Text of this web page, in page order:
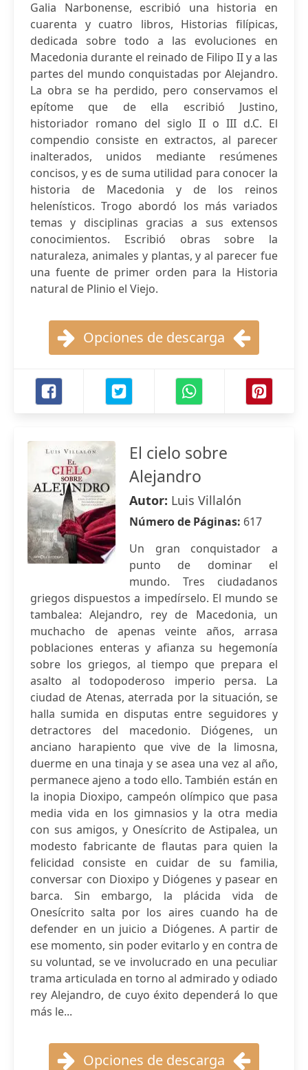
Galia Narbonense, escribió una historia en
cuarenta y cuatro libros, Historias filípicas,
dedicada sobre todo a las evoluciones en
Macedonia durante el reinado de Filipo II y a las
partes del mundo conquistadas por Alejandro.
La obra se ha perdido, pero conservamos el
epítome que de ella escribió Justino,
historiador romano del siglo II o III d.C. El
compendio consiste en extractos, al parecer
inalterados, unidos mediante resúmenes
concisos, y es de suma utilidad para conocer la
historia de Macedonia y de los reinos
helenísticos. Trogo abordó los más variados
temas y disciplinas gracias a sus extensos
conocimientos. Escribió obras sobre la
naturaleza, animales y plantas, y al parecer fue
una fuente de primer orden para la Historia
natural de Plinio el Viejo.
Opciones de descarga
El cielo sobre
Alejandro
Autor: Luis Villalón
Número de Páginas: 617
Un gran conquistador a
punto de dominar el
mundo. Tres ciudadanos
griegos dispuestos a impedírselo. El mundo se
tambalea: Alejandro, rey de Macedonia, un
muchacho de apenas veinte años, arrasa
poblaciones enteras y afianza su hegemonía
sobre los griegos, al tiempo que prepara el
asalto al todopoderoso imperio persa. La
ciudad de Atenas, aterrada por la situación, se
halla sumida en disputas entre seguidores y
detractores del macedonio. Diógenes, un
anciano harapiento que vive de la limosna,
duerme en una tinaja y se asea una vez al año,
permanece ajeno a todo ello. También están en
la inopia Dioxipo, campeón olímpico que pasa
media vida en los gimnasios y la otra media
con sus amigos, y Onesícrito de Astipalea, un
modesto fabricante de flautas para quien la
felicidad consiste en cuidar de su familia,
conversar con Dioxipo y Diógenes y pasear en
barca. Sin embargo, la plácida vida de
Onesícrito salta por los aires cuando ha de
defender en un juicio a Diógenes. A partir de
ese momento, sin poder evitarlo y en contra de
su voluntad, se ve involucrado en una peculiar
trama articulada en torno al admirado y odiado
rey Alejandro, de cuyo éxito dependerá lo que
más le...
Opciones de descarga